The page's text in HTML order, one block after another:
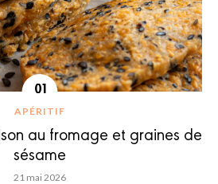
APÉRITIF
au fromage et graines de
sésame
21 mai 2026